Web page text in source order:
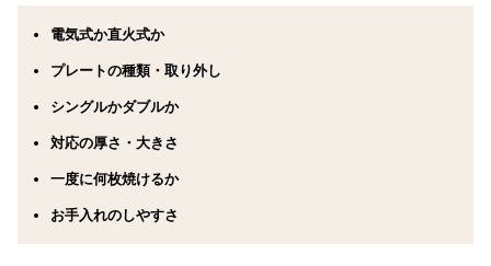
電気式か直火式か
プレートの種類・取り外し
シングルかダブルか
対応の厚さ・大きさ
一度に何枚焼けるか
お手入れのしやすさ